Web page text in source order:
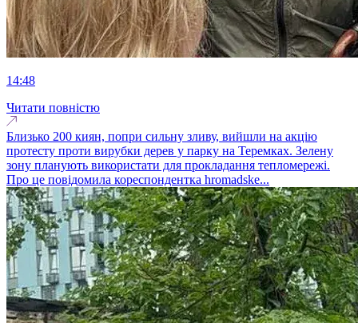
14:48
Читати повністю
Близько 200 киян, попри сильну зливу, вийшли на акцію
протесту проти вирубки дерев у парку на Теремках. Зелену
зону планують використати для прокладання тепломережі.
Про це повідомила кореспондентка hromadske...